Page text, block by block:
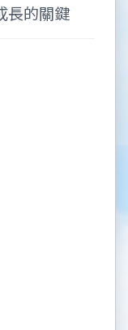
長的關鍵